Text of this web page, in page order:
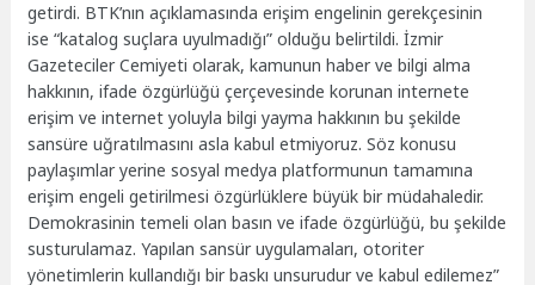
getirdi. BTK’nın açıklamasında erişim engelinin gerekçesinin
ise “katalog suçlara uyulmadığı” olduğu belirtildi. İzmir
Gazeteciler Cemiyeti olarak, kamunun haber ve bilgi alma
hakkının, ifade özgürlüğü çerçevesinde korunan internete
erişim ve internet yoluyla bilgi yayma hakkının bu şekilde
sansüre uğratılmasını asla kabul etmiyoruz. Söz konusu
paylaşımlar yerine sosyal medya platformunun tamamına
erişim engeli getirilmesi özgürlüklere büyük bir müdahaledir.
Demokrasinin temeli olan basın ve ifade özgürlüğü, bu şekilde
susturulamaz. Yapılan sansür uygulamaları, otoriter
yönetimlerin kullandığı bir baskı unsurudur ve kabul edilemez”